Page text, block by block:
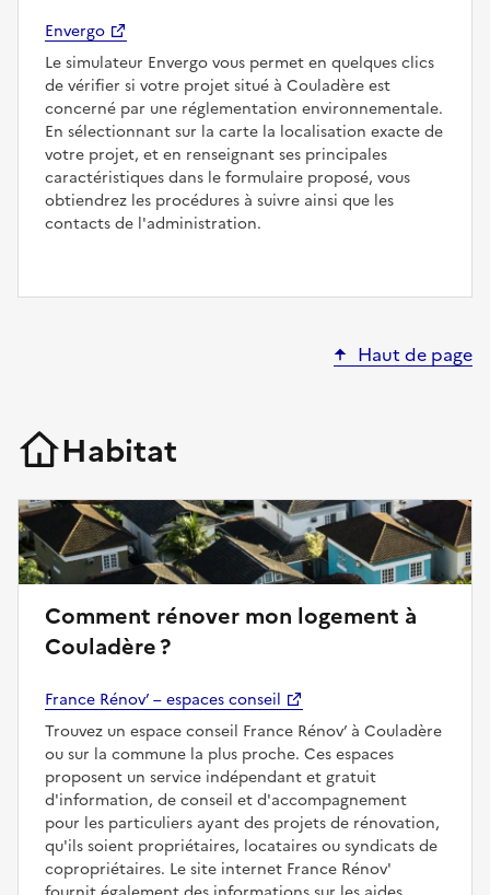
Envergo
Le simulateur Envergo vous permet en quelques clics
de vérifier si votre projet situé à Couladère est
concerné par une réglementation environnementale.
En sélectionnant sur la carte la localisation exacte de
votre projet, et en renseignant ses principales
caractéristiques dans le formulaire proposé, vous
obtiendrez les procédures à suivre ainsi que les
contacts de l'administration.
Haut de page
Habitat
Comment rénover mon logement à
Couladère ?
France Rénov’ – espaces conseil
Trouvez un espace conseil France Rénov’ à Couladère
ou sur la commune la plus proche. Ces espaces
proposent un service indépendant et gratuit
d'information, de conseil et d'accompagnement
pour les particuliers ayant des projets de rénovation,
qu'ils soient propriétaires, locataires ou syndicats de
copropriétaires. Le site internet France Rénov'